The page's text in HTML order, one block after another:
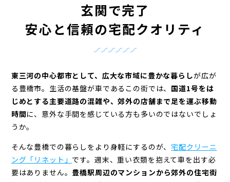
ン
グ
玄関で完了
安心と信頼の宅配クオリティ
東三河の中心都市として、広大な市域に豊かな暮らしが広が
る豊橋市。 生活の基盤が車であるこの街では、 国道1号をは
じめとする主要道路の混雑や、郊外の店舗まで足を運ぶ移動
時間に、意外な手間を感じている方も多いのではないでしょ
うか。
そんな豊橋での暮らしをより身軽にするのが、宅配クリーニ
ング「リネット」 です。 週末、重い衣類を抱えて車を出す必
要はありません。 豊橋駅周辺のマンションから郊外の住宅街